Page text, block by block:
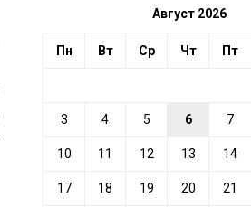
Август 2026
Пн Вт Ср Чт Пт
3 4 5 6 7
10 11 12 13 14
17 18 19 20 21